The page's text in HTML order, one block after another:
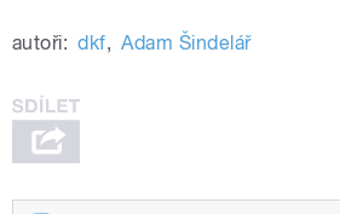
autoři: dkf, Adam Šindelář